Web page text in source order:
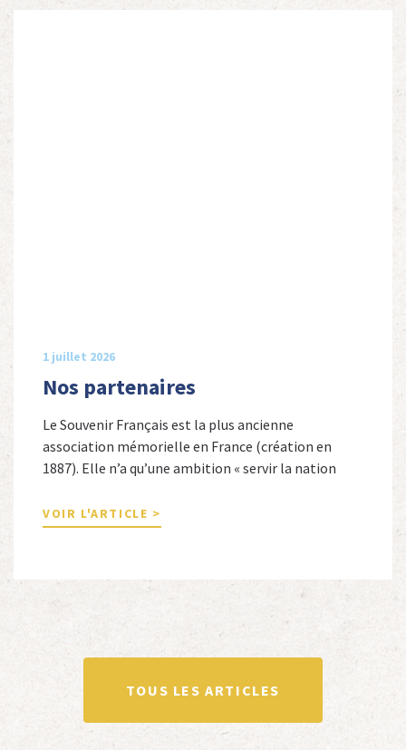
1 juillet 2026
Nos partenaires
Le Souvenir Français est la plus ancienne
association mémorielle en France (création en
1887). Elle n’a qu’une ambition « servir la nation
nationale de la France. Afin d’atteindre cet objectif,
Le Souvenir Français entretient des liens amicaux
totalité ou partiellement afin de faire vivre […]
VOIR L'ARTICLE >
TOUS LES ARTICLES